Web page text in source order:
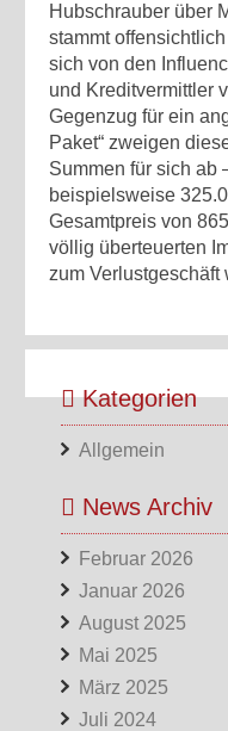
Hubschrauber über
stammt
sich von den
und Kreditvermittler
Gegenzug für ein
Paket“ zweigen
Summen für sich ab
beispielsweise
Gesamtpreis von
völlig überteuerten
zum Verlustgeschäft
Kategorien
Allgemein
News Archiv
Februar 2026
Januar 2026
August 2025
Mai 2025
März 2025
Juli 2024